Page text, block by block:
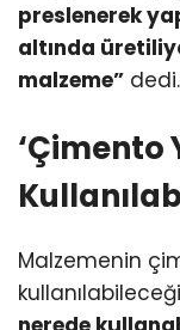
preslenerek
altında
malzeme” dedi.
‘Çimento
Malzemenin